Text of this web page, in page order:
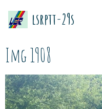
lsrptt-29s
Img 1908